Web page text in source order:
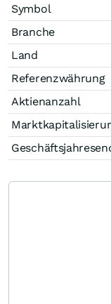
Symbol
Branche
Land
Referenzwährung
Aktienanzahl